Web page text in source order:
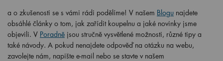
a o zkušenosti se s vámi rádi podělíme! V našem Blogu najdete
obsáhlé články o tom, jak zařídit koupelnu a jaké novinky jsme
objevili. V Poradně jsou stručně vysvětlené možnosti, různé tipy a
také návody. A pokud nenajdete odpověď na otázku na webu,
zavolejte nám, napište e-mail nebo se stavte v našem